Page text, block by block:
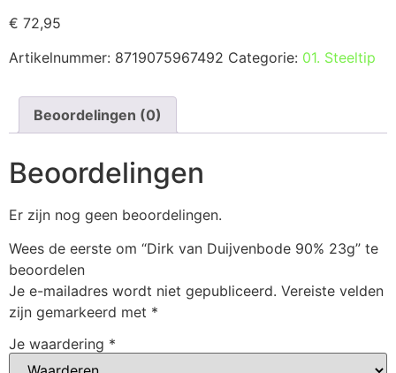
€ 72,95
Artikelnummer: 8719075967492 Categorie: 01. Steeltip
Beoordelingen (0)
Beoordelingen
Er zijn nog geen beoordelingen.
Wees de eerste om “Dirk van Duijvenbode 90% 23g” te
beoordelen
Je e-mailadres wordt niet gepubliceerd. Vereiste velden
zijn gemarkeerd met *
Je waardering *